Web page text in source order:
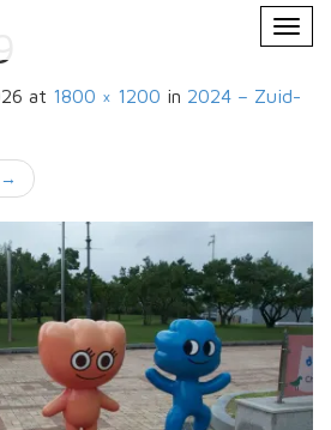
at 1800 × 1200 in 2024 – Zuid-
→